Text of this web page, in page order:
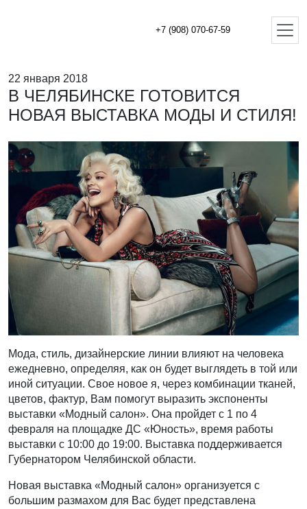
+7 (908) 070-67-59
22 января 2018
В ЧЕЛЯБИНСКЕ ГОТОВИТСЯ
НОВАЯ ВЫСТАВКА МОДЫ И СТИЛЯ!
Мода, стиль, дизайнерские линии влияют на человека
ежедневно, определяя, как он будет выглядеть в той или
иной ситуации. Свое новое я, через комбинации тканей,
цветов, фактур, Вам помогут выразить экспоненты
выставки «Модный салон». Она пройдет с 1 по 4
февраля на площадке ДС «Юность», время работы
выставки с 10:00 до 19:00. Выставка поддерживается
Губернатором Челябинской области.
Новая выставка «Модный салон» организуется с
большим размахом для Вас будет представлена